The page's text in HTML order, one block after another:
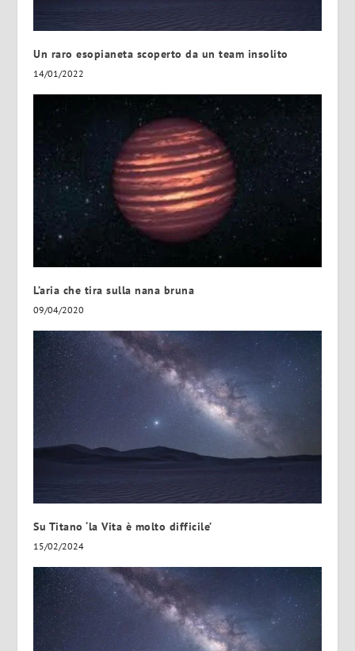
Un raro esopianeta scoperto da un team insolito
14/01/2022
L’aria che tira sulla nana bruna
09/04/2020
Su Titano ‘la Vita è molto difficile’
15/02/2024